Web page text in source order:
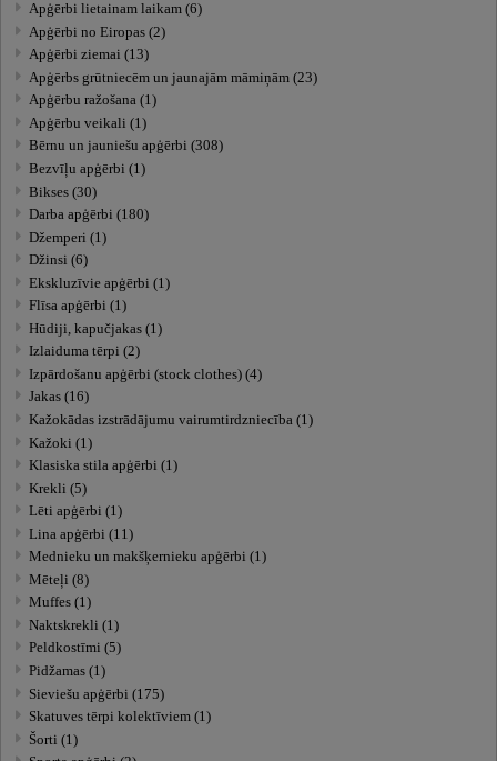
Apģērbi lietainam laikam (6)
Apģērbi no Eiropas (2)
Apģērbi ziemai (13)
Apģērbs grūtniecēm un jaunajām māmiņām (23)
Apģērbu ražošana (1)
Apģērbu veikali (1)
Bērnu un jauniešu apģērbi (308)
Bezvīļu apģērbi (1)
Bikses (30)
Darba apģērbi (180)
Džemperi (1)
Džinsi (6)
Ekskluzīvie apģērbi (1)
Flīsa apģērbi (1)
Hūdiji, kapučjakas (1)
Izlaiduma tērpi (2)
Izpārdošanu apģērbi (stock clothes) (4)
Jakas (16)
Kažokādas izstrādājumu vairumtirdzniecība (1)
Kažoki (1)
Klasiska stila apģērbi (1)
Krekli (5)
Lēti apģērbi (1)
Lina apģērbi (11)
Mednieku un makšķernieku apģērbi (1)
Mēteļi (8)
Muffes (1)
Naktskrekli (1)
Peldkostīmi (5)
Pidžamas (1)
Sieviešu apģērbi (175)
Skatuves tērpi kolektīviem (1)
Šorti (1)